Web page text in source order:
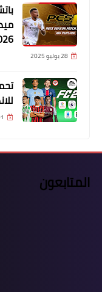
28 يوليو 2025
01
المتابعون